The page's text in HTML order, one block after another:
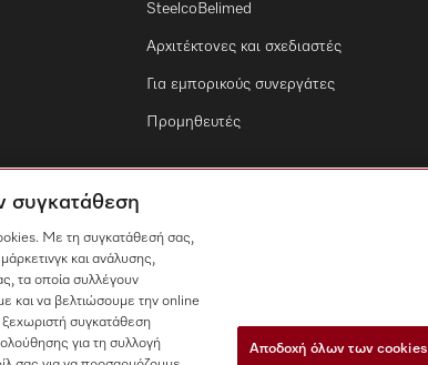
SteelcoBelimed
Αρχιτέκτονες και σχεδιαστές
Για εμπορικούς συνεργάτες
Προμηθευτές
συγκατάθεση
Με τη συγκατάθεσή σας,
και ανάλυσης,
τα οποία συλλέγουν
και να βελτιώσουμε την online
συγκατάθεση
για τη συλλογή
Αποδοχή όλων των cookies